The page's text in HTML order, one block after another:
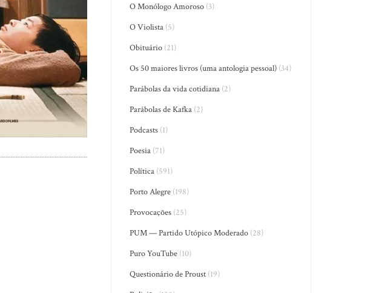
O Monólogo Amoroso (3)
O Violista (5)
Obituário (21)
Os 50 maiores livros (uma antologia pessoal) (34)
Parábolas da vida cotidiana (2)
Parábolas de Kafka (2)
Podcasts (1)
Poesia (71)
Política (591)
Porto Alegre (198)
Provocações (25)
PUM — Partido Utópico Moderado (28)
Puro YouTube (10)
Questionário de Proust (19)